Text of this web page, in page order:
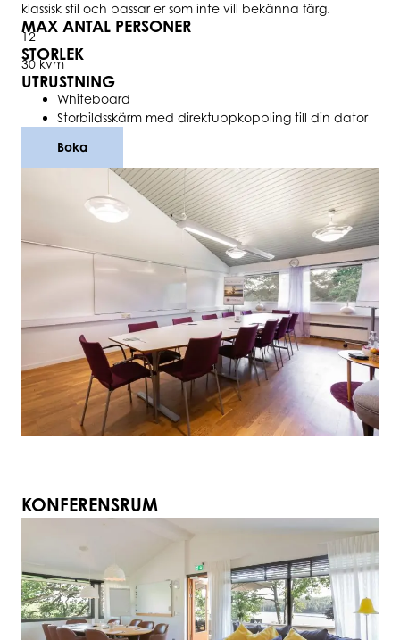
klassisk stil och passar er som inte vill bekänna färg.
MAX ANTAL PERSONER
12
STORLEK
30 kvm
UTRUSTNING
Whiteboard
Storbildsskärm med direktuppkoppling till din dator
Boka
KONFERENSRUM